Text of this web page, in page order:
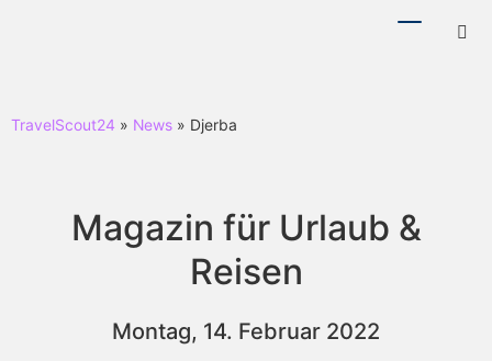
TravelScout24 » News » Djerba
Magazin für Urlaub &
Reisen
Montag, 14. Februar 2022